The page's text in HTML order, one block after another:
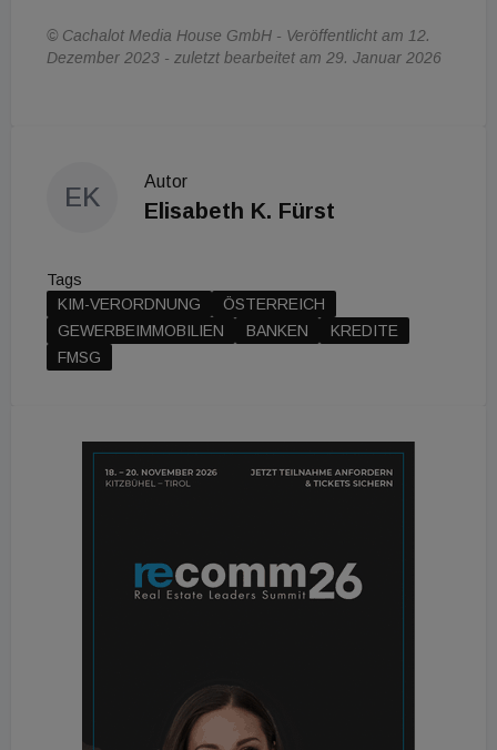
© Cachalot Media House GmbH - Veröffentlicht am 12.
Dezember 2023 - zuletzt bearbeitet am 29. Januar 2026
EK
Autor
Elisabeth K. Fürst
Tags
KIM-VERORDNUNG
ÖSTERREICH
GEWERBEIMMOBILIEN
BANKEN
KREDITE
FMSG